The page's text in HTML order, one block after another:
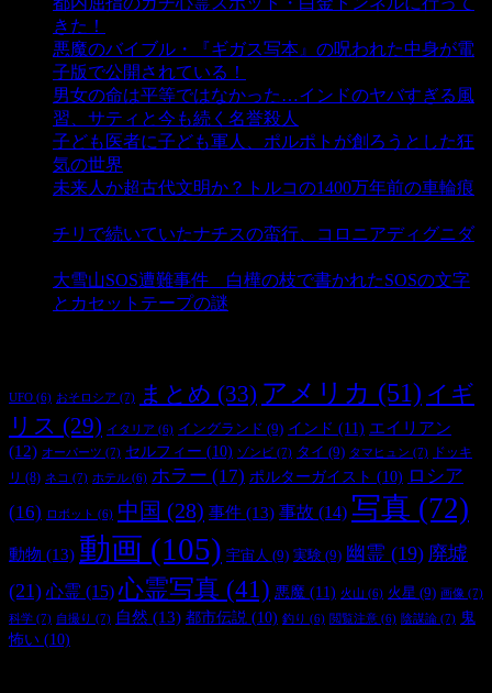
きた！
悪魔のバイブル・『ギガス写本』の呪われた中身が電
子版で公開されている！
男女の命は平等ではなかった…インドのヤバすぎる風
習、サティと今も続く名誉殺人
子ども医者に子ども軍人、ポルポトが創ろうとした狂
気の世界
未来人か超古代文明か？トルコの1400万年前の車輪痕
チリで続いていたナチスの蛮行、コロニアディグニダ
大雪山SOS遭難事件 白樺の枝で書かれたSOSの文字
とカセットテープの謎
UFO (6) おそロシア (7) まとめ (33) アメリカ (51) イギ
リス (29) イタリア (6) イングランド (9) インド (11) エイリアン
(12) オーパーツ (7) セルフィー (10) ゾンビ (7) タイ (9) タマヒュン (7)
ドッキ
リ (8) ネコ (7) ホテル (6) ホラー (17) ポルターガイスト (10) ロシア
(16)
ロボット (6) 中国 (28) 事件 (13) 事故 (14) 写真 (72)
動物 (13) 動画 (105) 宇宙人 (9) 実験 (9) 幽霊 (19) 廃墟
(21) 心霊 (15) 心霊写真 (41) 悪魔 (11) 火山 (6) 火星 (9) 画像 (7)
科学 (7) 自撮り (7) 自然 (13) 都市伝説 (10) 釣り (6) 閲覧注意 (6) 陰謀論 (7) 鬼
怖い (10)